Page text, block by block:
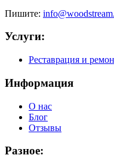
Пишите:
Услуги:
Реставрация и
Информация
О нас
Блог
Отзывы
Разное: